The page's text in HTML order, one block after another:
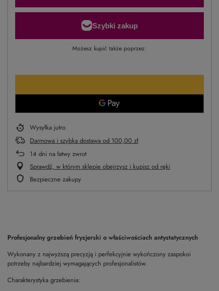
Możesz kupić także poprzez:
Wysyłka jutro
Darmowa i szybka dostawa od 100,00 zł
14 dni na łatwy zwrot
Sprawdź, w którym sklepie obejrzysz i kupisz od ręki
Bezpieczne zakupy
Profesjonalny grzebień fryzjerski o właściwościach antystatycznych
Wykonany z najwyższą precyzją i perfekcyjnie wykończony zaspokoi
potrzeby najbardziej wymagających profesjonalistów.
Charakterystyka grzebienia: